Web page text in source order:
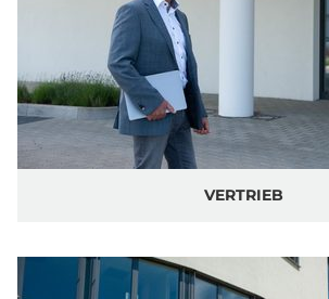
HOME
KOMPETENZEN
LEADERSHIP
BUSINESS COACHING
STÄRKEN STÄRKEN
VERTRIEB